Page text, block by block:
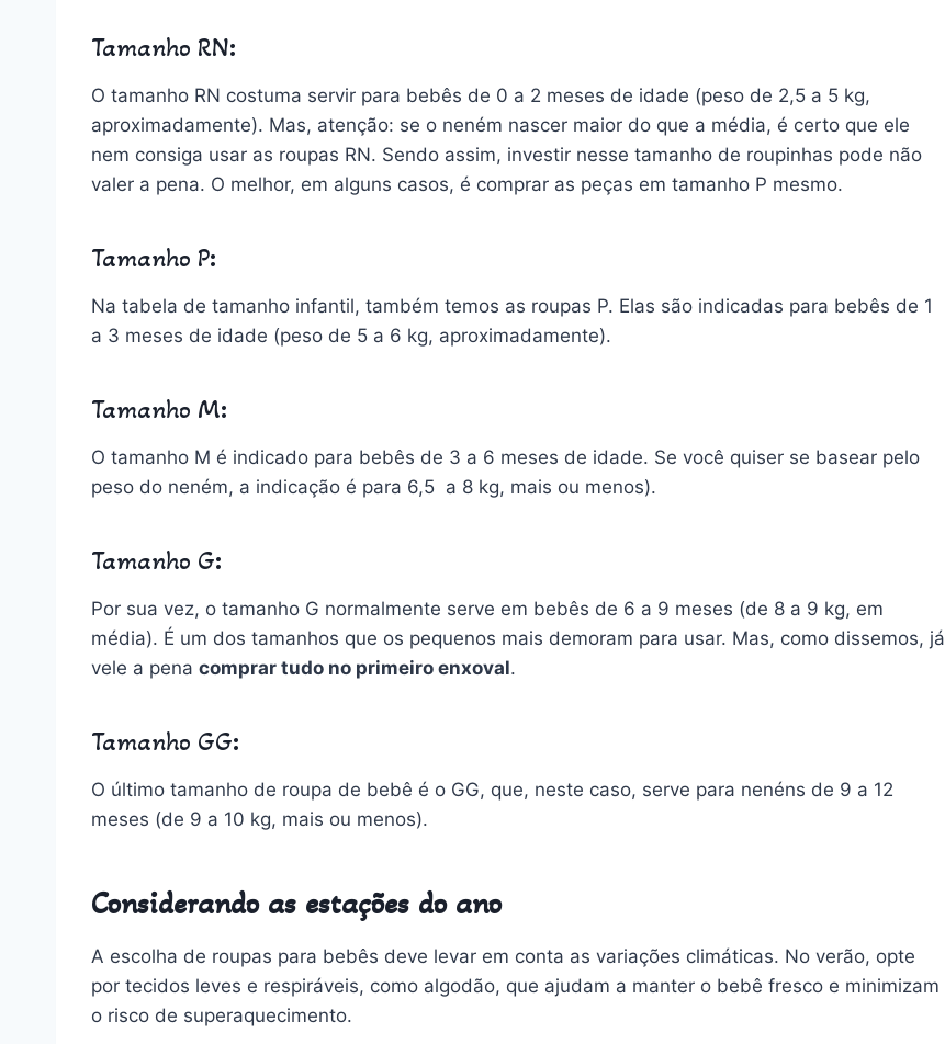
Tamanho RN:
O tamanho RN costuma servir para bebês de 0 a 2 meses de idade (peso de 2,5 a 5 kg,
aproximadamente). Mas, atenção: se o neném nascer maior do que a média, é certo que ele
nem consiga usar as roupas RN. Sendo assim, investir nesse tamanho de roupinhas pode não
valer a pena. O melhor, em alguns casos, é comprar as peças em tamanho P mesmo.
Tamanho P:
Na tabela de tamanho infantil, também temos as roupas P. Elas são indicadas para bebês de 1
a 3 meses de idade (peso de 5 a 6 kg, aproximadamente).
Tamanho M:
O tamanho M é indicado para bebês de 3 a 6 meses de idade. Se você quiser se basear pelo
peso do neném, a indicação é para 6,5 a 8 kg, mais ou menos).
Tamanho G:
Por sua vez, o tamanho G normalmente serve em bebês de 6 a 9 meses (de 8 a 9 kg, em
média). É um dos tamanhos que os pequenos mais demoram para usar. Mas, como dissemos, já
vele a pena comprar tudo no primeiro enxoval.
Tamanho GG:
O último tamanho de roupa de bebê é o GG, que, neste caso, serve para nenéns de 9 a 12
meses (de 9 a 10 kg, mais ou menos).
Considerando as estações do ano
A escolha de roupas para bebês deve levar em conta as variações climáticas. No verão, opte
por tecidos leves e respiráveis, como algodão, que ajudam a manter o bebê fresco e minimizam
o risco de superaquecimento.